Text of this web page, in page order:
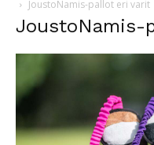
JoustoNamis-pallot eri varit
JoustoNamis-